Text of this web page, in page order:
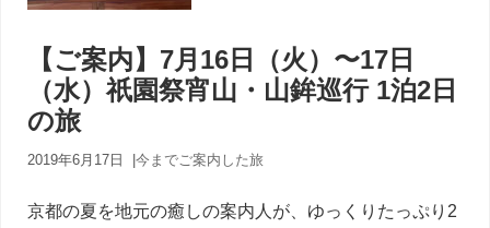
【ご案内】7月16日（火）〜17日
（水）祇園祭宵山・山鉾巡行 1泊2日
の旅
2019年6月17日 今までご案内した旅
京都の夏を地元の癒しの案内人が、ゆっくりたっぷり2